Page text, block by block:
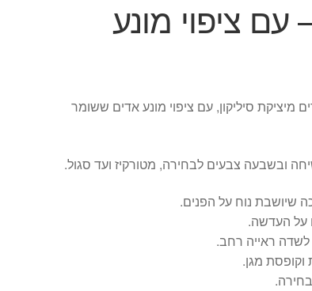
ציפוי מונע
מיציקת סיליקון, עם ציפוי מונע אדים ששומר
ובשבעה צבעים לבחירה, מטורקיז ועד סגול.
שיושבת נוח על הפנים.
על העדשה.
לשדה ראייה רחב.
וקופסת מגן.